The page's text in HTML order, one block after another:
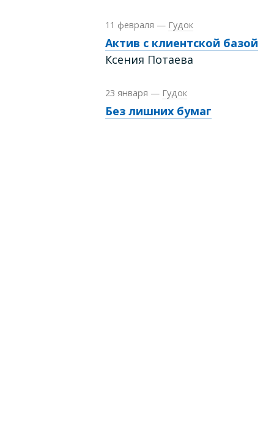
11 февраля — Гудок
Актив с клиентской базой
Ксения Потаева
23 января — Гудок
Без лишних бумаг